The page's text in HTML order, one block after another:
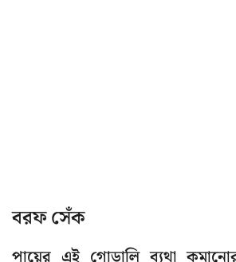
বরফ সেঁক